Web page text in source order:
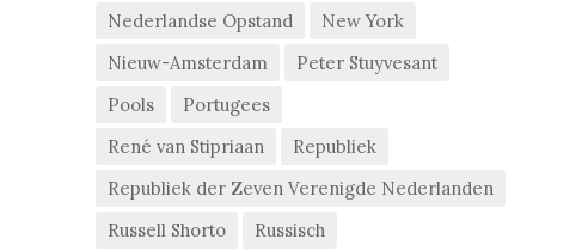
Nederlandse Opstand
New York
Nieuw-Amsterdam
Peter Stuyvesant
Pools
Portugees
René van Stipriaan
Republiek
Republiek der Zeven Verenigde Nederlanden
Russell Shorto
Russisch